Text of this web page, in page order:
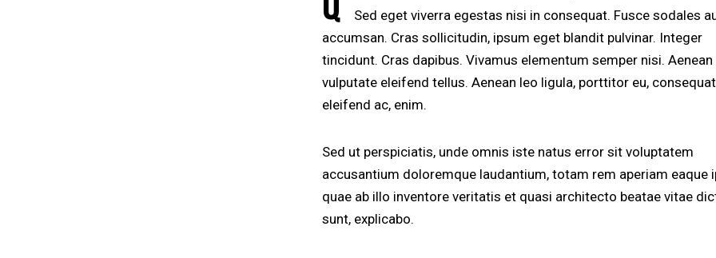
Sed eget viverra egestas nisi in consequat. Fusce sodales
accumsan. Cras sollicitudin, ipsum eget blandit pulvinar. Integer
tincidunt. Cras dapibus. Vivamus elementum semper nisi. Aenean
vulputate eleifend tellus. Aenean leo ligula, porttitor eu,
eleifend ac, enim.
Sed ut perspiciatis, unde omnis iste natus error sit voluptatem
accusantium doloremque laudantium, totam rem aperiam eaque
quae ab illo inventore veritatis et quasi architecto beatae vitae
sunt, explicabo.